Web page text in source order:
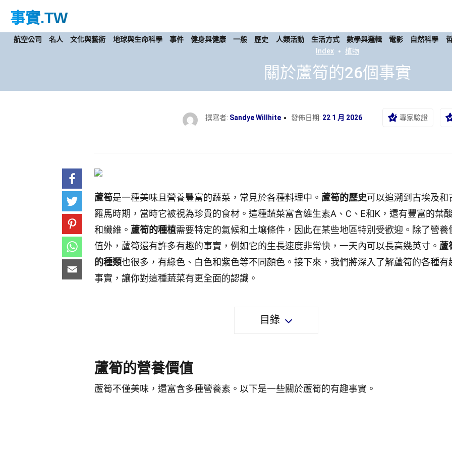
事實.TW
航空公司 名人 文化與藝術 地球與生命科學 事件 健身與健康 一般 歷史 人類活動 生活方式 數學與邏輯 電影 自然科學
Index
植物
關於蘆筍的26個事實
撰寫者: Sandye Willhite 發佈日期: 22 1 月 2026 專家驗證
蘆筍是一種美味且營養豐富的蔬菜，常見於各種料理中。 蘆筍的歷史可以追溯到古埃及和
羅馬時期，當時它被視為珍貴的食材。這種蔬菜富含維生素A、C、E和K，還有豐富的葉
和纖維。 蘆筍的種植需要特定的氣候和土壤條件，因此在某些地區特別受歡迎。除了營養
值外，蘆筍還有許多有趣的事實，例如它的生長速度非常快，一天內可以長高幾英寸。 蘆
的種類也很多，有綠色、白色和紫色等不同顏色。接下來，我們將深入了解蘆筍的各種有
事實，讓你對這種蔬菜有更全面的認識。
目錄
蘆筍的營養價值
蘆筍不僅美味，還富含多種營養素。以下是一些關於蘆筍的有趣事實。